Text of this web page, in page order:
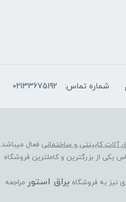
شماره تماس: 02133675192
آلات کابینتی و ساختمانی فعال میباشد.
یکی از بزرگترین و کاملترین فروشگاه
نیز به فروشگاه یراق استور مراجعه